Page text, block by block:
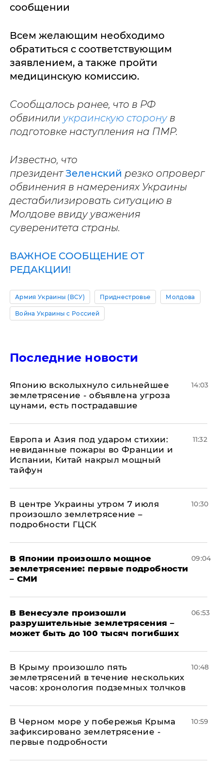
сообщении
Всем желающим необходимо
обратиться с соответствующим
заявлением, а также пройти
медицинскую комиссию.
Сообщалось ранее, что в РФ
обвинили украинскую сторонув
подготовке наступления на ПМР.
Известно, что
президентЗеленский резко опроверг
обвинения в намерениях Украины
дестабилизировать ситуацию в
Молдове ввиду уважения
суверенитета страны.
ВАЖНОЕ СООБЩЕНИЕ ОТ
РЕДАКЦИИ!
Армия Украины (ВСУ) Приднестровье Молдова
Война Украины с Россией
Последние новости
Японию всколыхнуло сильнейшее
землетрясение - объявлена угроза
цунами, есть пострадавшие
14:03
Европа и Азия под ударом стихии:
невиданные пожары во Франции и
Испании, Китай накрыл мощный
тайфун
11:32
В центре Украины утром 7 июля
произошло землетрясение –
подробности ГЦСК
10:30
В Японии произошло мощное
землетрясение: первые подробности
– СМИ
09:04
В Венесуэле произошли
разрушительные землетрясения –
может быть до 100 тысяч погибших
06:53
В Крыму произошло пять
землетрясений в течение нескольких
часов: хронология подземных толчков
10:48
В Черном море у побережья Крыма
зафиксировано землетрясение -
первые подробности
10:59